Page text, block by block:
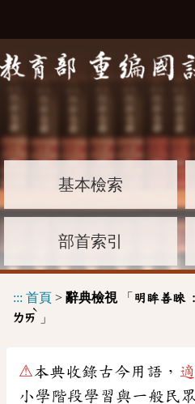
基本檢索
部首索引
::: 首頁 > 辭典檢視「 明眸善睞 :
ㄌㄞ
ˋ
」
⚠本典收錄古今用語，
小學階段學習與一般民